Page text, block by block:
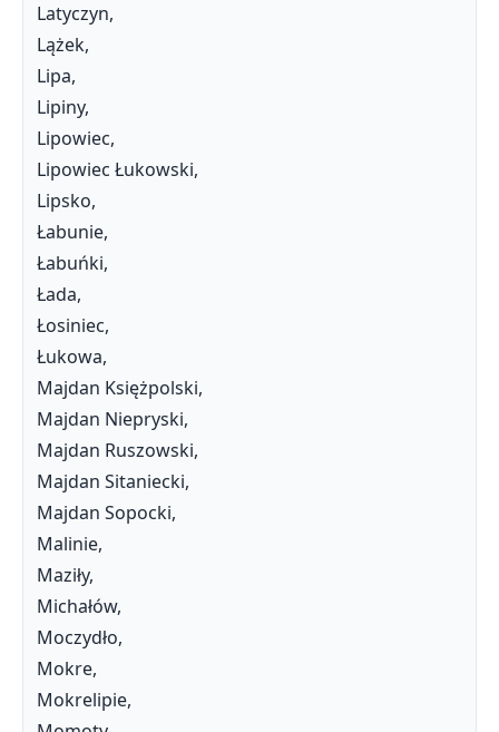
Latyczyn,
Lążek,
Lipa,
Lipiny,
Lipowiec,
Lipowiec Łukowski,
Lipsko,
Łabunie,
Łabuńki,
Łada,
Łosiniec,
Łukowa,
Majdan Księżpolski,
Majdan Niepryski,
Majdan Ruszowski,
Majdan Sitaniecki,
Majdan Sopocki,
Malinie,
Maziły,
Michałów,
Moczydło,
Mokre,
Mokrelipie,